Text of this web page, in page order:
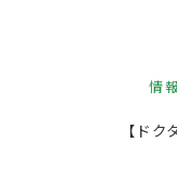
情
【ドク